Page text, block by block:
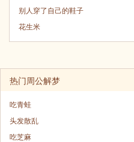
别人穿了自己的鞋子
花生米
热门周公解梦
吃青蛙
头发散乱
吃芝麻